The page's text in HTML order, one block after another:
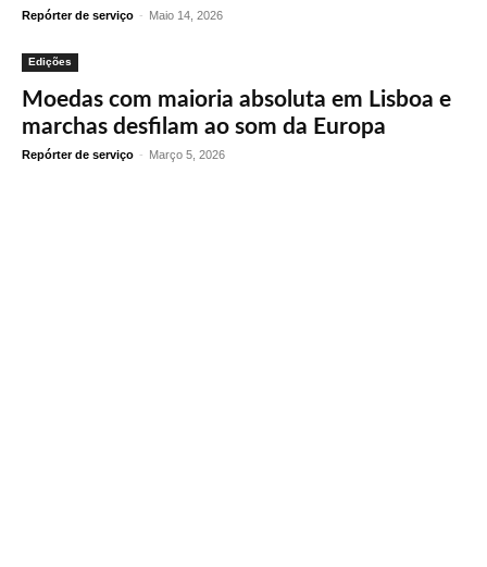
Repórter de serviço - Maio 14, 2026
Edições
Moedas com maioria absoluta em Lisboa e
marchas desfilam ao som da Europa
Repórter de serviço - Março 5, 2026